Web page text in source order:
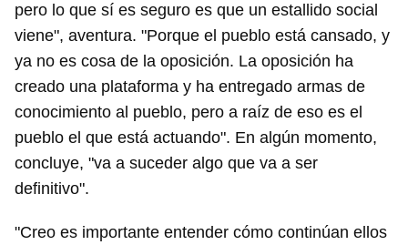
pero lo que sí es seguro es que un estallido social
viene", aventura. "Porque el pueblo está cansado, y
ya no es cosa de la oposición. La oposición ha
creado una plataforma y ha entregado armas de
conocimiento al pueblo, pero a raíz de eso es el
pueblo el que está actuando". En algún momento,
concluye, "va a suceder algo que va a ser
definitivo".
"Creo es importante entender cómo continúan ellos